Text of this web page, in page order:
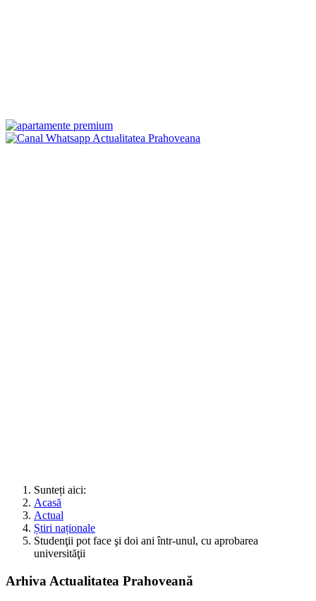
Sunteți aici:
Acasă
Actual
Știri naționale
Studenţii pot face şi doi ani într-unul, cu aprobarea
universităţii
Arhiva Actualitatea Prahoveană